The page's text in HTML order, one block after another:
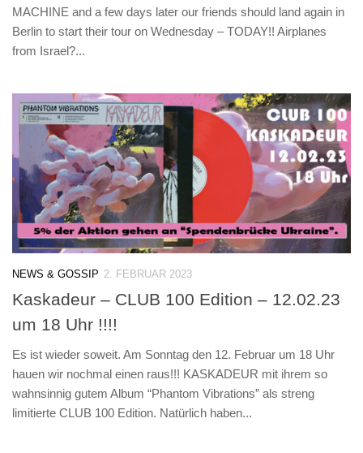
MACHINE and a few days later our friends should land again in
Berlin to start their tour on Wednesday – TODAY!! Airplanes
from Israel?...
NEWS & GOSSIP 2. FEBRUAR 2023
Kaskadeur – CLUB 100 Edition – 12.02.23
um 18 Uhr !!!!
Es ist wieder soweit. Am Sonntag den 12. Februar um 18 Uhr
hauen wir nochmal einen raus!!! KASKADEUR mit ihrem so
wahnsinnig gutem Album “Phantom Vibrations” als streng
limitierte CLUB 100 Edition. Natürlich haben...